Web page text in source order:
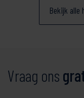
Bekijk alle
Vraag ons